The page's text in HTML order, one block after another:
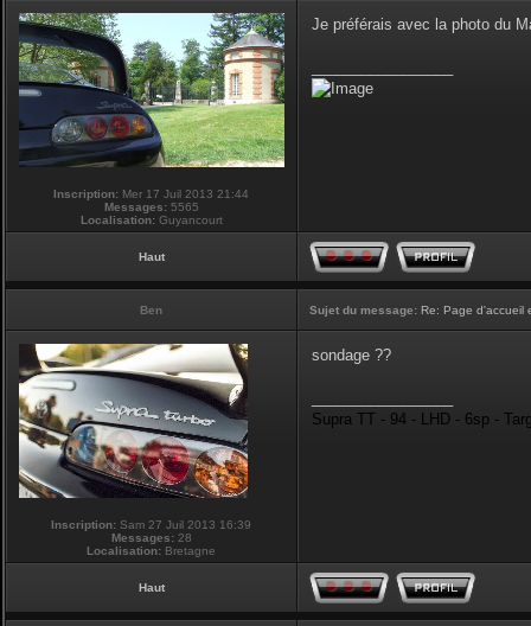
Inscription: Mer 17 Juil 2013 21:44
Messages: 5565
Localisation: Guyancourt
Je préférais avec la photo du
Haut
Ben Sujet du message: Re: Page d'accueil
Inscription: Sam 27 Juil 2013 16:39
Messages: 28
Localisation: Bretagne
sondage ??
Supra TT - 94 - LHD - 6sp -
Haut